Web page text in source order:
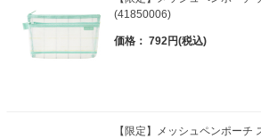
(41850006)
価格： 792円(税込)
【限定】メッシュペンポーチ